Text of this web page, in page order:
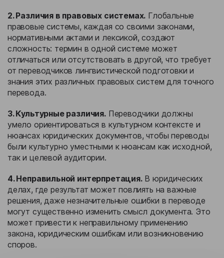
2. Различия в правовых системах. Глобальные
правовые системы, каждая со своими законами,
нормативными актами и лексикой, создают
сложность: термин в одной системе может
отличаться или отсутствовать в другой, что требует
от переводчиков лингвистической подготовки и
знания этих различных правовых систем для точного
перевода.
3. Культурные различия.Переводчики должны
умело ориентироваться в культурном контексте и
нюансах юридических документов, чтобы переводы
были культурно уместными к нюансам как исходной,
так и целевой аудитории.
4. Неправильной интерпретация.В юридических
делах, где результат может повлиять на важные
решения, даже незначительные ошибки в переводе
могут существенно изменить смысл документа. Это
может привести к неправильному применению
закона, юридическим ошибкам или возникновению
споров.